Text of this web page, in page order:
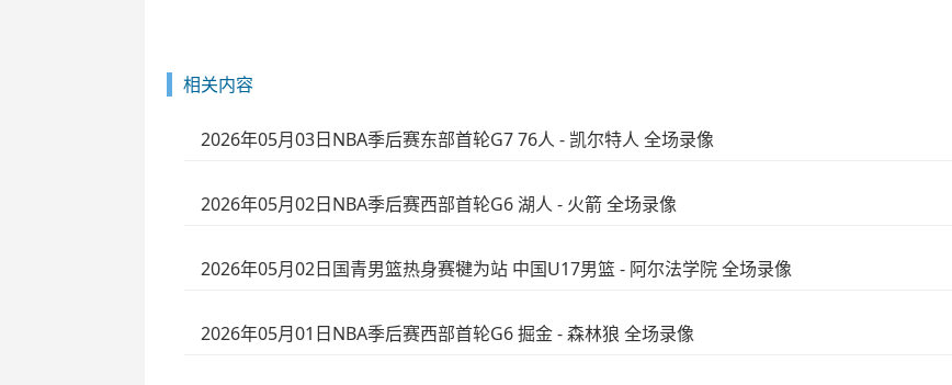
相关内容
2026年05月03日NBA季后赛东部首轮G7 76人 - 凯尔特人 全场录像
2026年05月02日NBA季后赛西部首轮G6 湖人 - 火箭 全场录像
2026年05月02日国青男篮热身赛犍为站 中国U17男篮 - 阿尔法学院 全场录像
2026年05月01日NBA季后赛西部首轮G6 掘金 - 森林狼 全场录像